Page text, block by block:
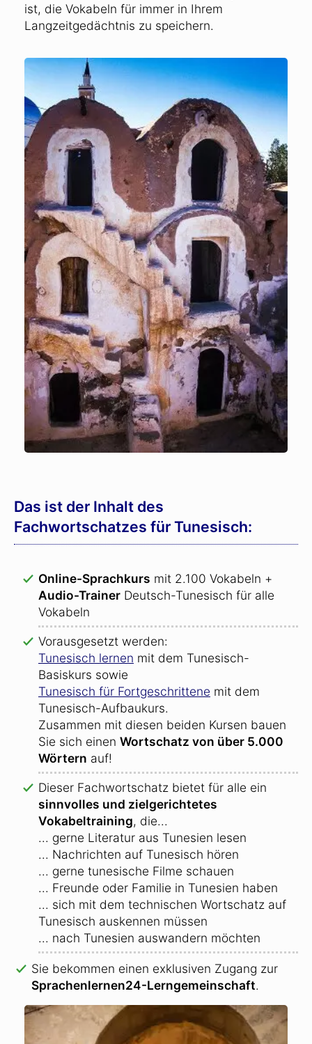
ist, die Vokabeln für immer in Ihrem
Langzeitgedächtnis zu speichern.
Das ist der Inhalt des
Fachwortschatzes für Tunesisch:
Online-Sprachkurs mit 2.100 Vokabeln +
Audio-Trainer Deutsch-Tunesisch für alle
Vokabeln
Vorausgesetzt werden:
Tunesisch lernen mit dem Tunesisch-
Basiskurs sowie
Tunesisch für Fortgeschrittene mit dem
Tunesisch-Aufbaukurs.
Zusammen mit diesen beiden Kursen bauen
Sie sich einen Wortschatz von über 5.000
Wörtern auf!
Dieser Fachwortschatz bietet für alle ein
sinnvolles und zielgerichtetes
Vokabeltraining, die...
... gerne Literatur aus Tunesien lesen
... Nachrichten auf Tunesisch hören
... gerne tunesische Filme schauen
... Freunde oder Familie in Tunesien haben
... sich mit dem technischen Wortschatz auf
Tunesisch auskennen müssen
... nach Tunesien auswandern möchten
Sie bekommen einen exklusiven Zugang zur
Sprachenlernen24-Lerngemeinschaft.